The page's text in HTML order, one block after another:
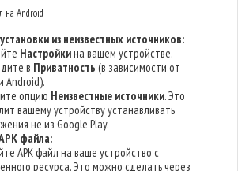
на Android
из неизвестных источников:
Настройкина вашем устройстве.
в Приватность (в зависимости от
Android).
опцию Неизвестные источники. Это
вашему устройству устанавливать
не из Google Play.
файла:
APK файл на ваше устройство с
ресурса. Это можно сделать через